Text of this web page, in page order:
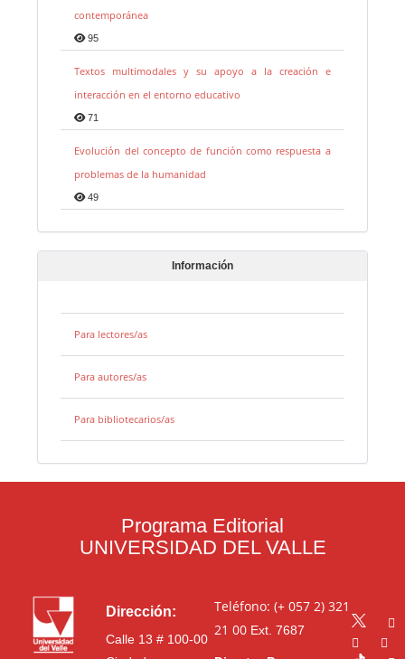
contemporánea
95
Textos multimodales y su apoyo a la creación e
interacción en el entorno educativo
71
Evolución del concepto de función como respuesta a
problemas de la humanidad
49
Información
Para lectores/as
Para autores/as
Para bibliotecarios/as
Programa Editorial
UNIVERSIDAD DEL VALLE
Dirección:
Calle 13 # 100-00
Teléfono: (+ 057 2) 321
21 00Ext. 7687